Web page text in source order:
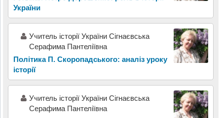
України
Учитель історії України Сігнаєвська
Серафима Пантеліївна
Політика П. Скоропадського: аналіз уроку
історії
Учитель історії України Сігнаєвська
Серафима Пантеліївна